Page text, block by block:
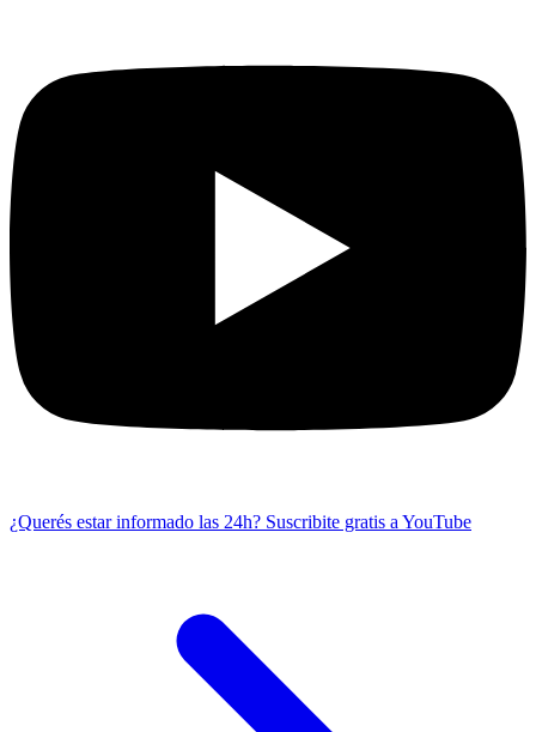
¿Querés estar informado las 24h? Suscribite gratis a YouTube